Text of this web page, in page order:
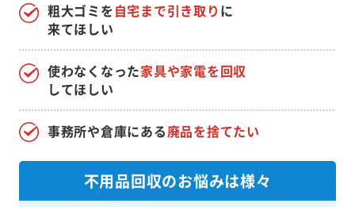
使わなくなった家具や家電を回収
してほしい
粗大ゴミを自宅まで引き取り に
来てほしい
事務所や倉庫にある廃品を捨てたい
不用品回収のお悩みは様々